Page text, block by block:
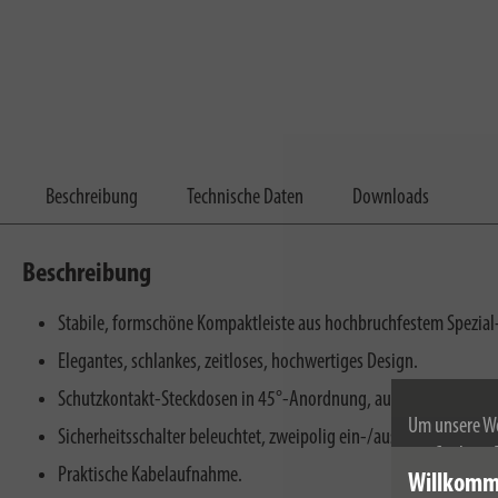
Um unsere
Weitere
Beschreibung Technische Daten Downloads
Beschreibung
Stabile, formschöne Kompaktleiste aus hochbruchfestem
Elegantes, schlankes, zeitloses, hochwertiges Design.
Schutzkontakt-Steckdosen in 45°-Anordnung, auch für
Sicherheitsschalter beleuchtet, zweipolig ein-/ausschaltbar.
Praktische Kabelaufnahme.